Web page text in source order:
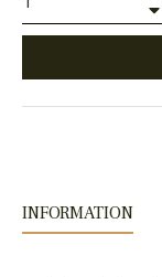
INFORMATION